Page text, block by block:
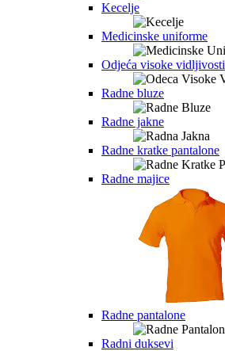
Kecelje
Medicinske uniforme
Odjeća visoke vidljivosti
Radne bluze
Radne jakne
Radne kratke pantalone
Radne majice
Radne pantalone
Radni duksevi